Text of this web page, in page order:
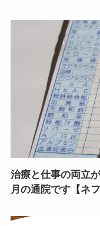
治療と仕事の両立
月の通院です【ネ